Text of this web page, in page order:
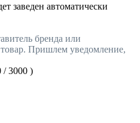
заведен автоматически
бренда или
Пришлем уведомление,
/3000 )